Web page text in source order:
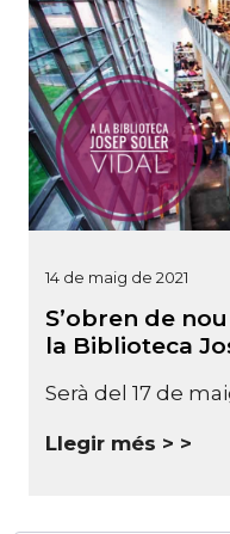
14 de maig de 2021
S’obren de
la Biblioteca
Serà del 17 de
Llegir més >